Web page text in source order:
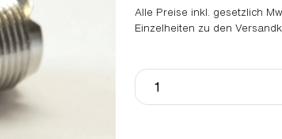
Alle Preise inkl. gesetzlich
Einzelheiten zu den